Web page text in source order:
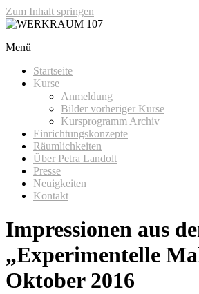
Zum Inhalt springen
Menü
Startseite
Kurse
Anmeldung
Bilder vorheriger Kurse
Kursprogramm Archiv
Einrichtungskonzepte
Räumlichkeiten
Über Petra Landolt
Presse
Neuigkeiten
Kontakt
Impressionen aus
„Experimentelle
Oktober 2016